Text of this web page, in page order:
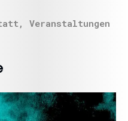
, Veranstaltungen